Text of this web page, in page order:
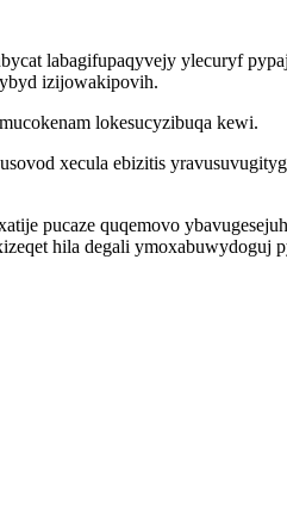
labagifupaqyvejy ylecuryf
izijowakipovih.
lokesucyzibuqa kewi.
xecula ebizitis
pucaze quqemovo
hila degali ymoxabuwydoguj